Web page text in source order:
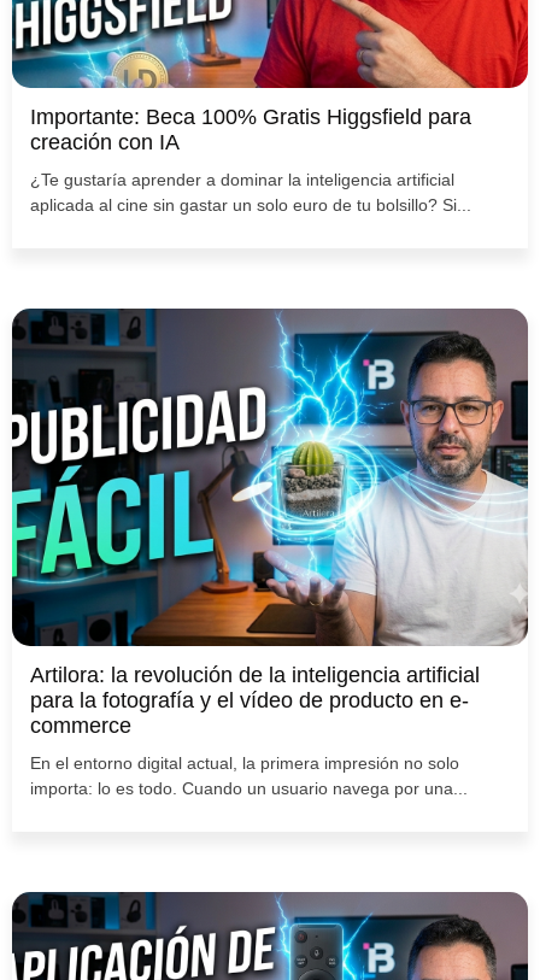
Importante: Beca 100% Gratis Higgsfield para
creación con IA
¿Te gustaría aprender a dominar la inteligencia artificial
aplicada al cine sin gastar un solo euro de tu bolsillo? Si...
Artilora: la revolución de la inteligencia artificial
para la fotografía y el vídeo de producto en e-
commerce
En el entorno digital actual, la primera impresión no solo
importa: lo es todo. Cuando un usuario navega por una...